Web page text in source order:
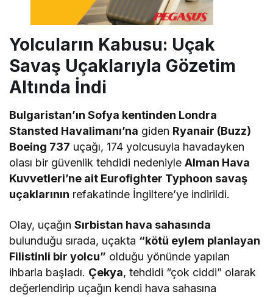
Yolcuların Kabusu: Uçak
Savaş Uçaklarıyla Gözetim
Altında İndi
Bulgaristan’ın Sofya kentinden Londra
Stansted Havalimanı’na giden Ryanair (Buzz)
Boeing 737 uçağı, 174 yolcusuyla havadayken
olası bir güvenlik tehdidi nedeniyleAlman Hava
Kuvvetleri’ne ait Eurofighter Typhoon savaş
uçaklarının refakatinde İngiltere’ye indirildi.
Olay, uçağınSırbistan hava sahasında
bulunduğu sırada, uçakta “kötü eylem planlayan
Filistinli bir yolcu” olduğu yönünde yapılan
ihbarla başladı. Çekya, tehdidi “çok ciddi” olarak
değerlendirip uçağın kendi hava sahasına